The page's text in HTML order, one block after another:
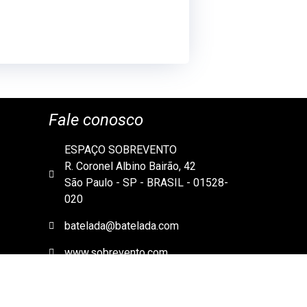
Fale conosco
ESPAÇO SOBREVENTO
R. Coronel Albino Bairão, 42
São Paulo - SP - BRASIL - 01528-
020
batelada@batelada.com
www.sobrevento.com